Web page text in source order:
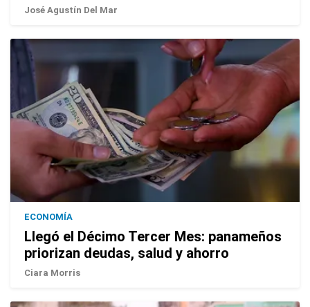
José Agustín Del Mar
ECONOMÍA
Llegó el Décimo Tercer Mes: panameños
priorizan deudas, salud y ahorro
Ciara Morris